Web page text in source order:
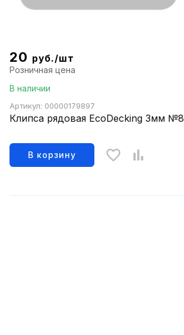
20 руб./шт
Розничная цена
В наличии
Артикул: 00000179897
Клипса рядовая EcoDecking 3мм №8
В корзину